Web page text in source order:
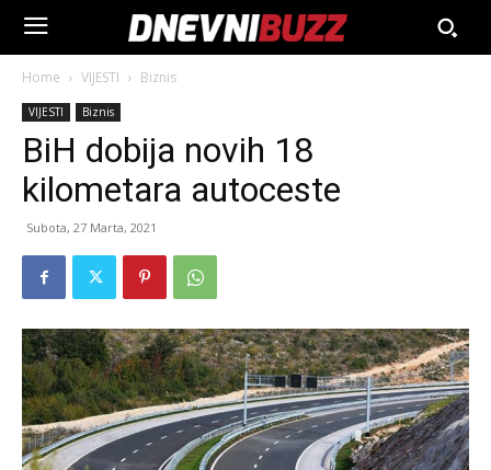
Home VIJESTI Biznis
VIJESTI Biznis
BiH dobija novih 18
kilometara autoceste
Subota, 27 Marta, 2021